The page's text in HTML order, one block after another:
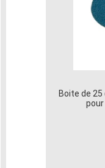
Boite de